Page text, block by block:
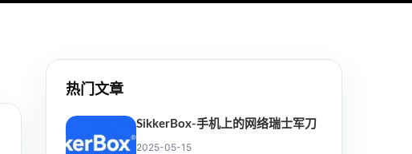
热门文章
SikkerBox-手机上的网络瑞士军刀
2025-05-15